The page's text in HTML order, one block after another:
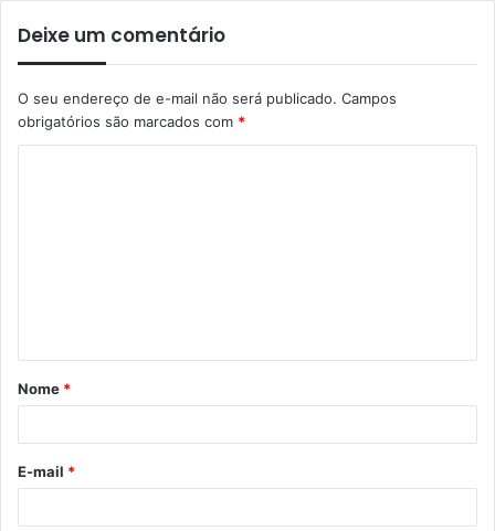
Deixe um comentário
O seu endereço de e-mail não será publicado. Campos
obrigatórios são marcados com *
Nome *
E-mail *